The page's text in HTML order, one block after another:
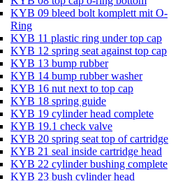
KYB 09 bleed bolt komplett mit O-
Ring
KYB 11 plastic ring under top cap
KYB 12 spring seat against top cap
KYB 13 bump rubber
KYB 14 bump rubber washer
KYB 16 nut next to top cap
KYB 18 spring guide
KYB 19 cylinder head complete
KYB 19.1 check valve
KYB 20 spring seat top of cartridge
KYB 21 seal inside cartridge head
KYB 22 cylinder bushing complete
KYB 23 bush cylinder head